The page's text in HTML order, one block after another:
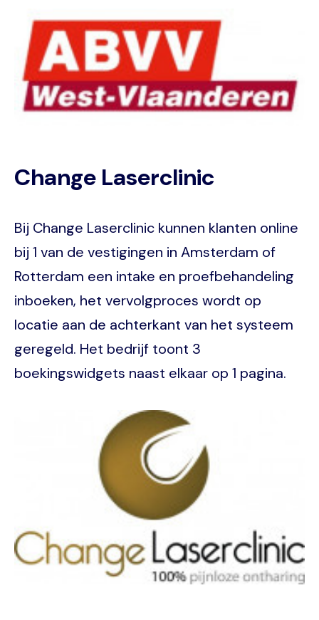
Image
Change Laserclinic
Bij Change Laserclinic kunnen klanten online
bij 1 van de vestigingen in Amsterdam of
Rotterdam een intake en proefbehandeling
inboeken, het vervolgproces wordt op
locatie aan de achterkant van het systeem
geregeld. Het bedrijf toont 3
boekingswidgets naast elkaar op 1 pagina.